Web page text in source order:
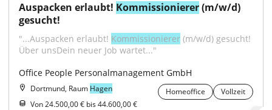
Auspacken erlaubt! Kommissionierer (m/w/d)
gesucht!
"...Auspacken erlaubt! Kommissionierer (m/w/d) gesucht!
Über unsDein neuer Job wartet..."
Office People Personalmanagement GmbH
Dortmund, Raum Hagen Homeoffice
Vollzeit
Von 24.500,00 € bis 44.600,00 €